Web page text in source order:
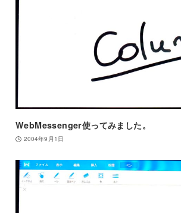
WebMessenger使ってみました。
2004年9月1日